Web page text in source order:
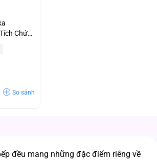
Chứa
So sánh
đều mang những đặc điểm riêng về